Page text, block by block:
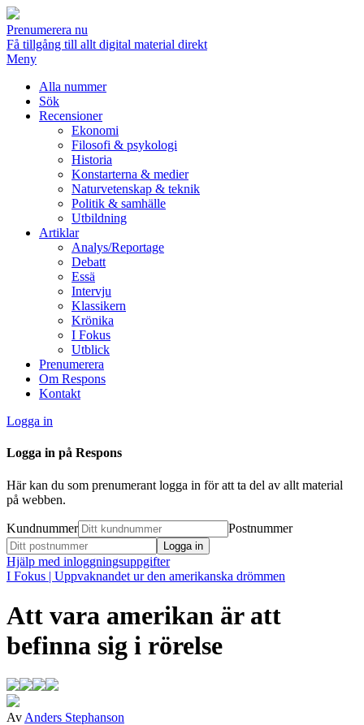
Prenumerera nu
Få tillgång till allt digital material direkt
Meny
Alla nummer
Sök
Recensioner
Ekonomi
Filosofi & psykologi
Historia
Konstarterna & medier
Naturvetenskap & teknik
Politik & samhälle
Utbildning
Artiklar
Analys/Reportage
Debatt
Essä
Intervju
Klassikern
Krönika
I Fokus
Utblick
Prenumerera
Om Respons
Kontakt
Logga in
Logga in på Respons
Här kan du som prenumerant logga in för att ta del av allt material
på webben.
Kundnummer Postnummer
Hjälp med inloggningsuppgifter
I Fokus | Uppvaknandet ur den amerikanska drömmen
Att vara amerikan är att
befinna sig i rörelse
AvAnders Stephanson